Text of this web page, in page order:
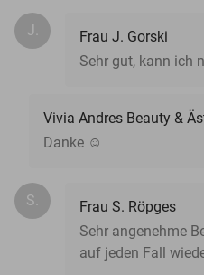
J.
Frau J. Gorski
Sehr gut, kann ich
Vivia Andres Beauty &
Danke ☺️
S.
Frau S. Röpges
Sehr angenehme
auf jeden Fall